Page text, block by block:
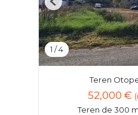
1 /4
Previous
Teren
52,000 €
Teren de 300